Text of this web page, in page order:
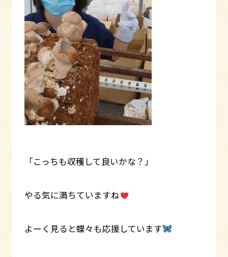
「こっちも収穫して良いかな？」
やる気に満ちていますね
よーく見ると蝶々も応援しています